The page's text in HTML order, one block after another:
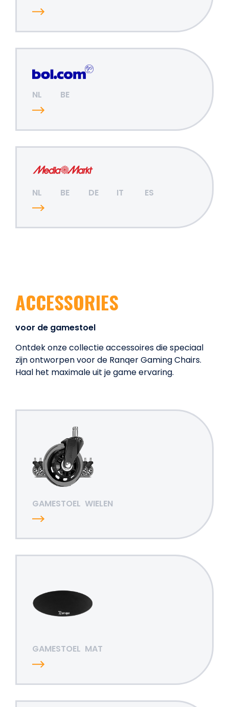
NL BE
NL BE DE IT ES
ACCESSORIES
voor de gamestoel
Ontdek onze collectie accessoires die speciaal
zijn ontworpen voor de Ranqer Gaming Chairs.
Haal het maximale uit je game ervaring.
GAMESTOEL WIELEN
GAMESTOEL MAT